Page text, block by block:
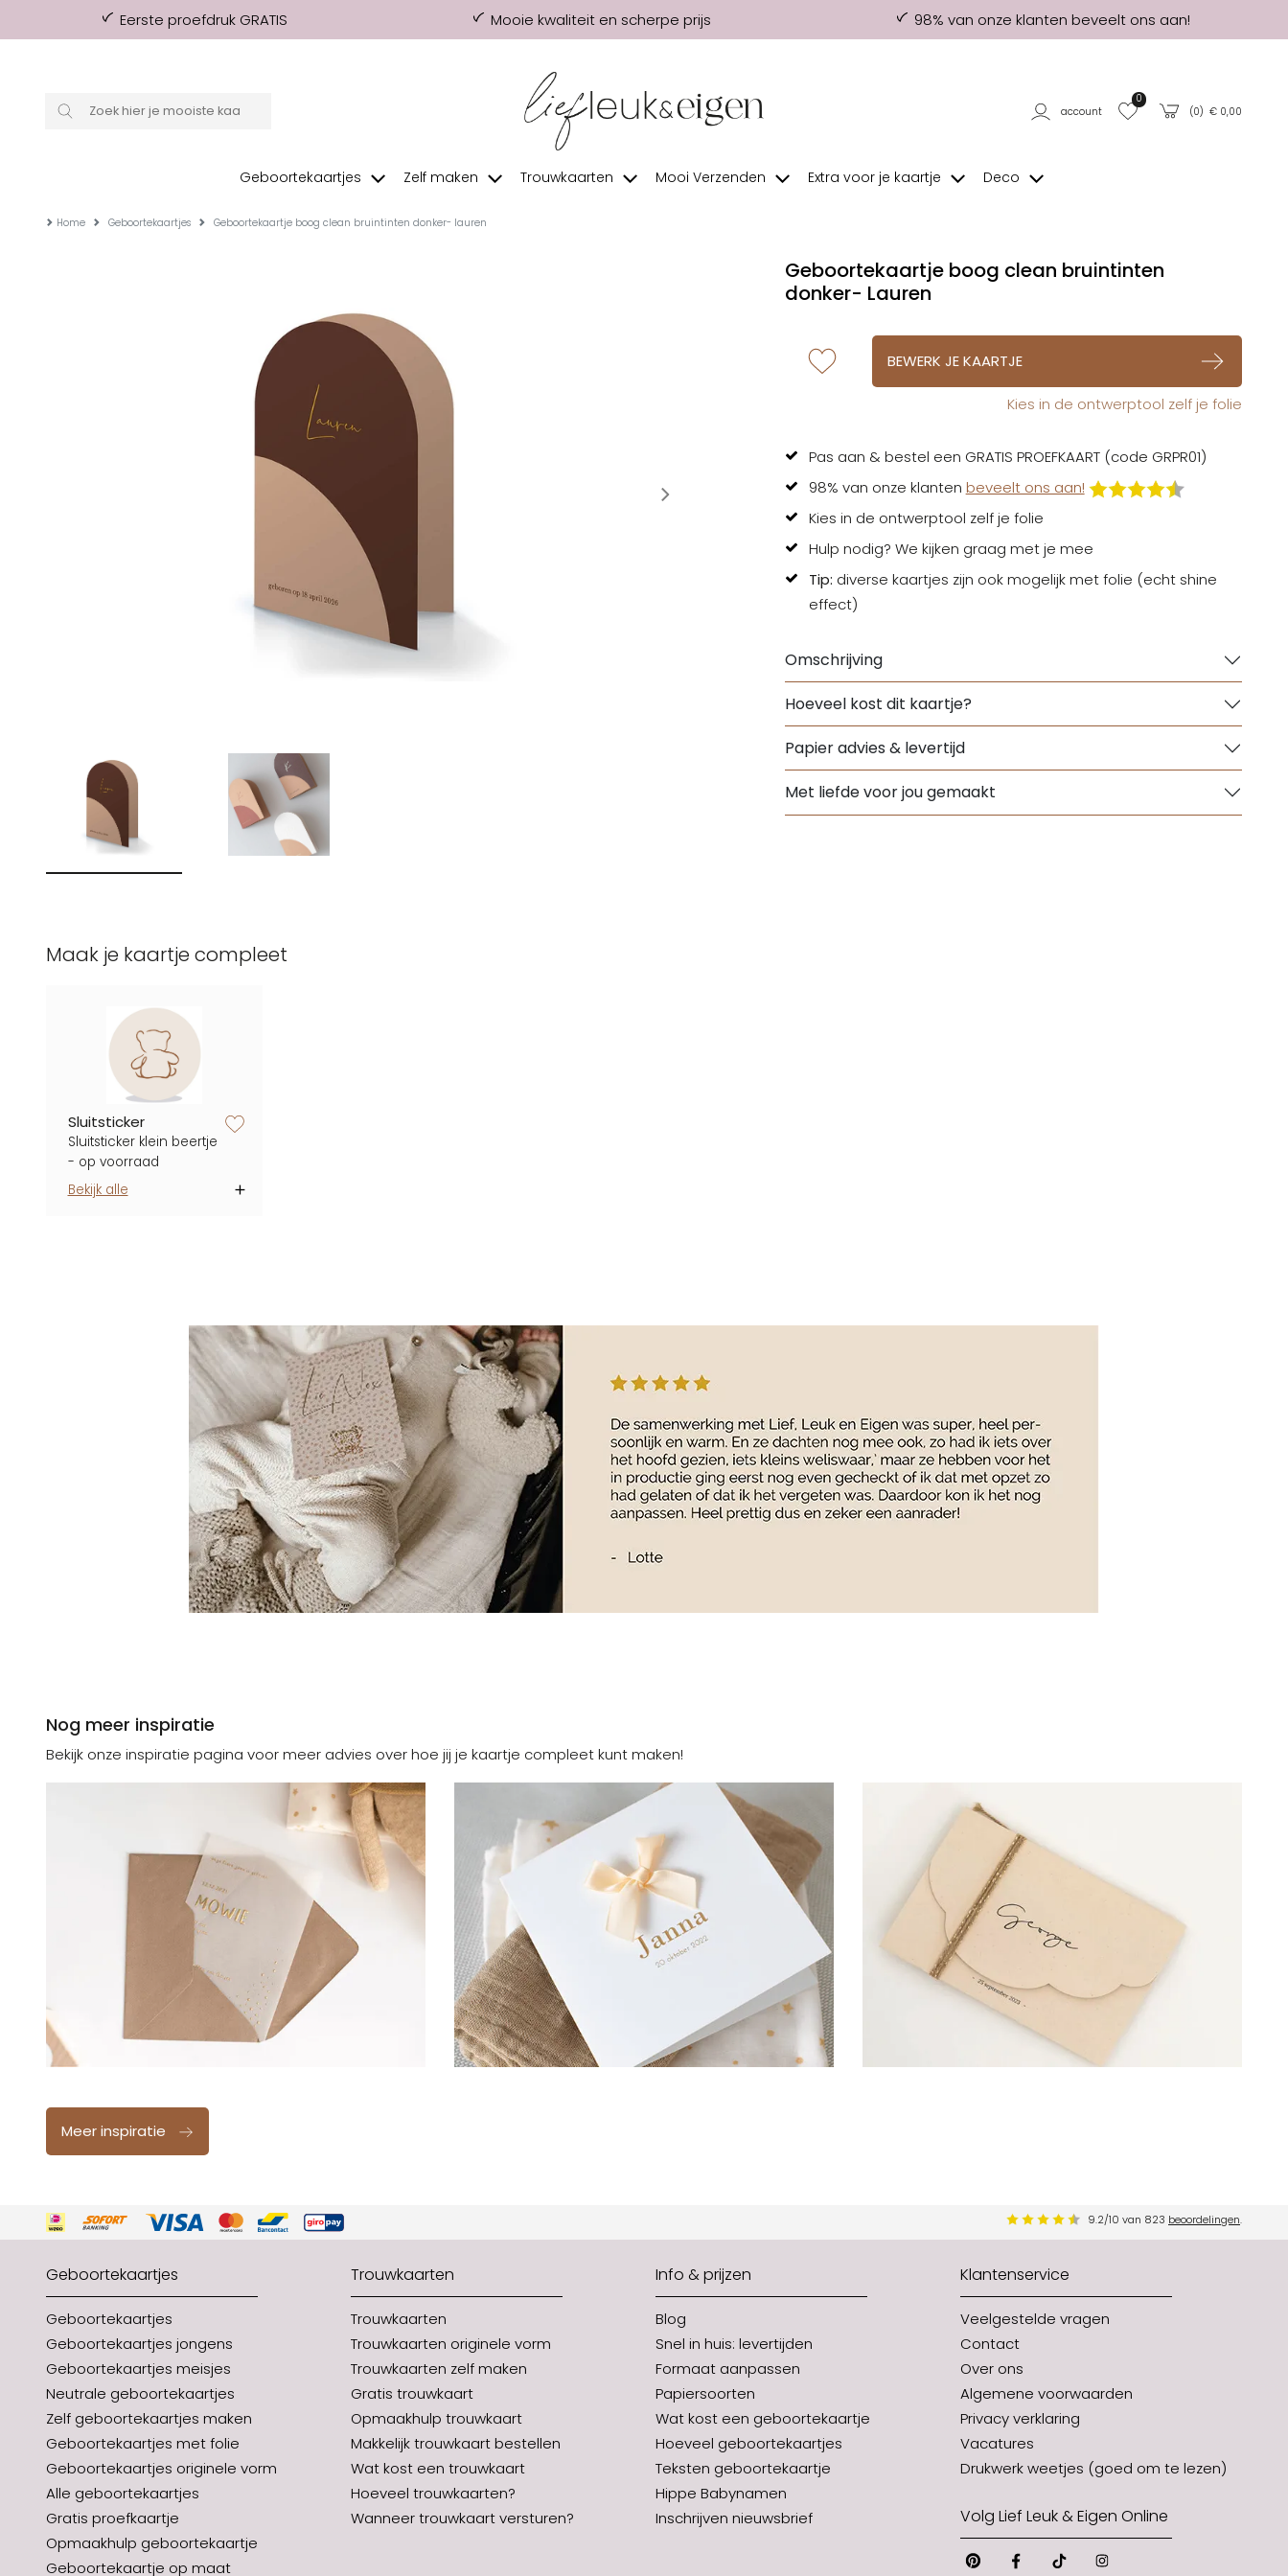
Eerste proefdruk GRATIS Mooie kwaliteit en scherpe prijs 98% van onze klanten beveelt ons aan!
account
0
(0) € 0,00
Geboortekaartjes Zelf maken Trouwkaarten Mooi Verzenden Extra voor je kaartje Deco
Home Geboortekaartjes Geboortekaartje boog clean bruintinten donker- lauren
Geboortekaartje boog clean bruintinten
donker- Lauren
BEWERK JE KAARTJE
Kies in de ontwerptool zelf je folie
Pas aan & bestel een GRATIS PROEFKAART (code GRPR01)
98% van onze klanten beveelt ons aan!
Kies in de ontwerptool zelf je folie
Hulp nodig? We kijken graag met je mee
Tip: diverse kaartjes zijn ook mogelijk met folie (echt shine
effect)
Omschrijving
Hoeveel kost dit kaartje?
Papier advies & levertijd
Met liefde voor jou gemaakt
Maak je kaartje compleet
Sluitsticker
Sluitsticker klein beertje
- op voorraad
Bekijk alle
Nog meer inspiratie
Bekijk onze inspiratie pagina voor meer advies over hoe jij je kaartje compleet kunt maken!
Meer inspiratie
9.2/10 van 823 beoordelingen.
Geboortekaartjes
Geboortekaartjes
Geboortekaartjes jongens
Geboortekaartjes meisjes
Neutrale geboortekaartjes
Zelf geboortekaartjes maken
Geboortekaartjes met folie
Geboortekaartjes originele vorm
Alle geboortekaartjes
Gratis proefkaartje
Opmaakhulp geboortekaartje
Geboortekaartje op maat
Trouwkaarten
Trouwkaarten
Trouwkaarten originele vorm
Trouwkaarten zelf maken
Gratis trouwkaart
Opmaakhulp trouwkaart
Makkelijk trouwkaart bestellen
Wat kost een trouwkaart
Hoeveel trouwkaarten?
Wanneer trouwkaart versturen?
Info & prijzen
Blog
Snel in huis: levertijden
Formaat aanpassen
Papiersoorten
Wat kost een geboortekaartje
Hoeveel geboortekaartjes
Teksten geboortekaartje
Hippe Babynamen
Inschrijven nieuwsbrief
Klantenservice
Veelgestelde vragen
Contact
Over ons
Algemene voorwaarden
Privacy verklaring
Vacatures
Drukwerk weetjes (goed om te lezen)
Volg Lief Leuk & Eigen Online
PinterestFacebook
Tiktok